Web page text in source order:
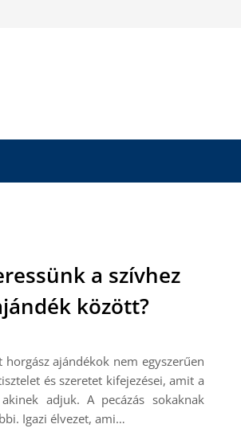
a szívhez
között?
ajándékok nem egyszerűen
és szeretet kifejezései, amit a
adjuk. A pecázás sokaknak
Igazi élvezet, ami…